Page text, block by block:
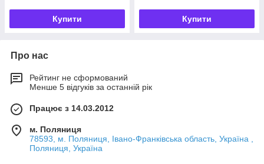
Купити Купити
Про нас
Рейтинг не сформований
Менше 5 відгуків за останній рік
Працює з 14.03.2012
м. Поляниця
78593, м. Поляниця, Івано-Франківська область, Україна ,
Поляниця, Україна